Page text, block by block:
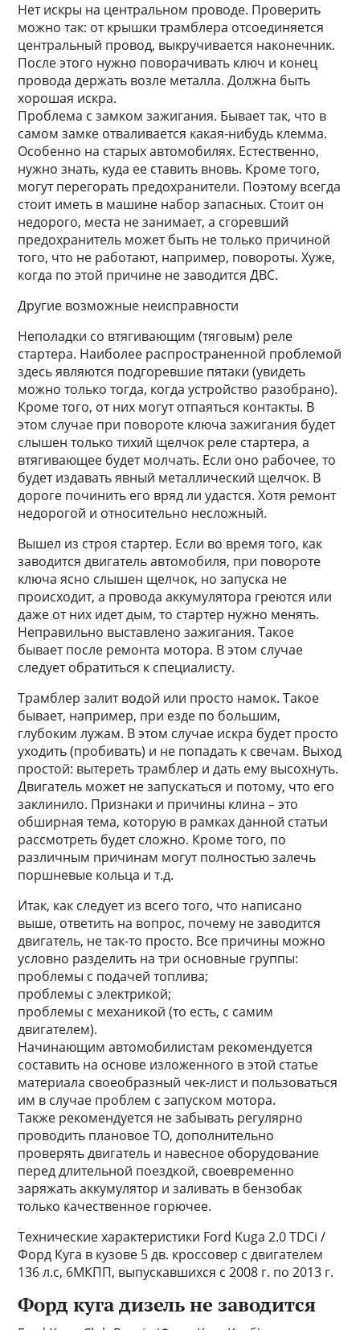
Нет искры на центральном проводе. Проверить
можно так: от крышки трамблера отсоединяется
центральный провод, выкручивается наконечник.
После этого нужно поворачивать ключ и конец
провода держать возле металла. Должна быть
хорошая искра.
Проблема с замком зажигания. Бывает так, что в
самом замке отваливается какая-нибудь клемма.
Особенно на старых автомобилях. Естественно,
нужно знать, куда ее ставить вновь. Кроме того,
могут перегорать предохранители. Поэтому всегда
стоит иметь в машине набор запасных. Стоит он
недорого, места не занимает, а сгоревший
предохранитель может быть не только причиной
того, что не работают, например, повороты. Хуже,
когда по этой причине не заводится ДВС.
Другие возможные неисправности
Неполадки со втягивающим (тяговым) реле
стартера. Наиболее распространенной проблемой
здесь являются подгоревшие пятаки (увидеть
можно только тогда, когда устройство разобрано).
Кроме того, от них могут отпаяться контакты. В
этом случае при повороте ключа зажигания будет
слышен только тихий щелчок реле стартера, а
втягивающее будет молчать. Если оно рабочее, то
будет издавать явный металлический щелчок. В
дороге починить его вряд ли удастся. Хотя ремонт
недорогой и относительно несложный.
Вышел из строя стартер. Если во время того, как
заводится двигатель автомобиля, при повороте
ключа ясно слышен щелчок, но запуска не
происходит, а провода аккумулятора греются или
даже от них идет дым, то стартер нужно менять.
Неправильно выставлено зажигания. Такое
бывает после ремонта мотора. В этом случае
следует обратиться к специалисту.
Трамблер залит водой или просто намок. Такое
бывает, например, при езде по большим,
глубоким лужам. В этом случае искра будет просто
уходить (пробивать) и не попадать к свечам. Выход
простой: вытереть трамблер и дать ему высохнуть.
Двигатель может не запускаться и потому, что его
заклинило. Признаки и причины клина – это
обширная тема, которую в рамках данной статьи
рассмотреть будет сложно. Кроме того, по
различным причинам могут полностью залечь
поршневые кольца и т.д.
Итак, как следует из всего того, что написано
выше, ответить на вопрос, почему не заводится
двигатель, не так-то просто. Все причины можно
условно разделить на три основные группы:
проблемы с подачей топлива;
проблемы с электрикой;
проблемы с механикой (то есть, с самим
двигателем).
Начинающим автомобилистам рекомендуется
составить на основе изложенного в этой статье
материала своеобразный чек-лист и пользоваться
им в случае проблем с запуском мотора.
Также рекомендуется не забывать регулярно
проводить плановое ТО, дополнительно
проверять двигатель и навесное оборудование
перед длительной поездкой, своевременно
заряжать аккумулятор и заливать в бензобак
только качественное горючее.
Технические характеристики Ford Kuga 2.0 TDCi /
Форд Куга в кузове 5 дв. кроссовер с двигателем
136 л.с, 6МКПП, выпускавшихся c 2008 г. по 2013 г.
Форд куга дизель не заводится